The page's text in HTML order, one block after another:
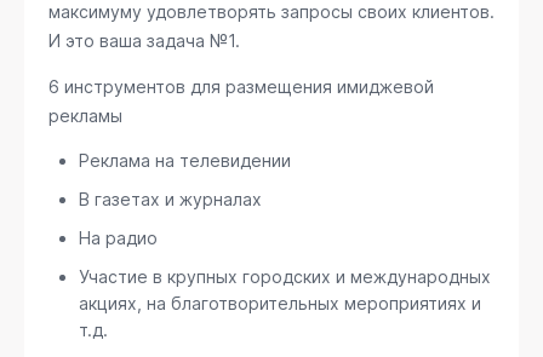
максимуму удовлетворять запросы своих клиентов.
И это ваша задача №1.
6 инструментов для размещения имиджевой
рекламы
Реклама на телевидении
В газетах и журналах
На радио
Участие в крупных городских и международных
акциях, на благотворительных мероприятиях и
т.д.